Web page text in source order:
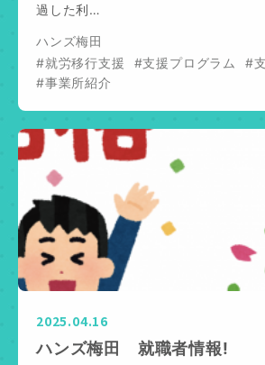
過した利…
ハンズ梅田
#就労移行支援
#支援プログラム
#
#事業所紹介
2025.04.16
ハンズ梅田 就職者情報!